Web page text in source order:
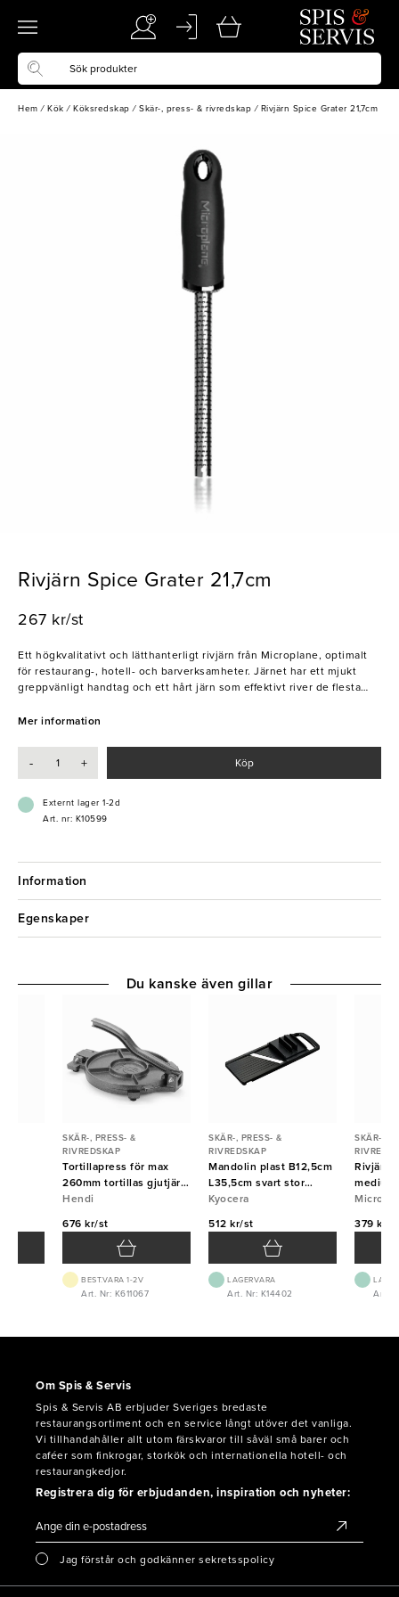
Hem / Kök / Köksredskap / Skär-, press- & rivredskap / Rivjärn Spice Grater 21,7cm
Rivjärn Spice Grater 21,7cm
267 kr/st
Ett högkvalitativt och lätthanterligt rivjärn från Microplane, optimalt
för restaurang-, hotell- och barverksamheter. Järnet har ett mjukt
greppvänligt handtag och ett hårt järn som effektivt river de flesta
och är ett perfekt verktyg för att riva kryddor direkt över tallrikar eller
- Greppvänligt handtag
- Vassa blad
Mer information
- + Köp
Externt lager 1-2d
Art. nr: K10599
Information
Egenskaper
SKÄR-, PRESS- &
RIVREDSKAP
Tortillapress för max
260mm tortillas gjutjärn
Hendi
Hendi
676 kr/st
BEST.VARA 1-2V
Art. Nr: K611067
SKÄR-, PRESS- &
RIVREDSKAP
Mandolin plast B12,5cm
L35,5cm svart stor
Kyocera
Kyocera
512 kr/st
LAGERVARA
Art. Nr: K14402
SKÄR-,
Rivjärn
medium
379 kr/
Art.
Du kanske även gillar
Om Spis & Servis
Spis & Servis AB erbjuder Sveriges bredaste
restaurangsortiment och en service långt utöver det vanliga.
Vi tillhandahåller allt utom färskvaror till såväl små barer och
caféer som finkrogar, storkök och internationella hotell- och
restaurangkedjor.
Registrera dig för erbjudanden, inspiration och nyheter:
Jag förstår och godkänner sekretsspolicy